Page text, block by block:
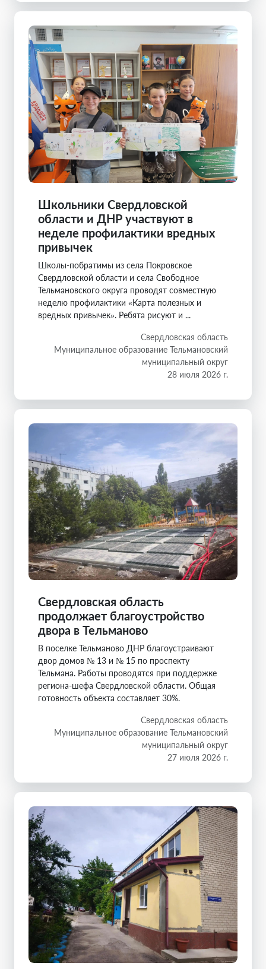
Школьники Свердловской
области и ДНР участвуют в
неделе профилактики вредных
привычек
Школы-побратимы из села Покровское
Свердловской области и села Свободное
Тельмановского округа проводят совместную
неделю профилактики «Карта полезных и
вредных привычек». Ребята рисуют и ...
Свердловская область
Муниципальное образование Тельмановский
муниципальный округ
28 июля 2026 г.
Свердловская область
продолжает благоустройство
двора в Тельманово
В поселке Тельманово ДНР благоустраивают
двор домов № 13 и № 15 по проспекту
Тельмана. Работы проводятся при поддержке
региона-шефа Свердловской области. Общая
готовность объекта составляет 30%.
Свердловская область
Муниципальное образование Тельмановский
муниципальный округ
27 июля 2026 г.